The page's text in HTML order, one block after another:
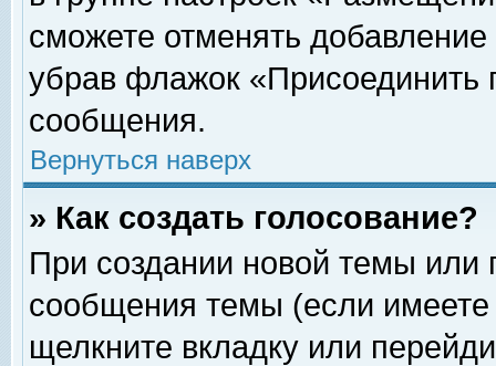
сможете отменять
убрав флажок «Присоединить
сообщения.
Вернуться наверх
» Как создать голосование?
При создании новой темы или
сообщения темы (если
щелкните вкладку или